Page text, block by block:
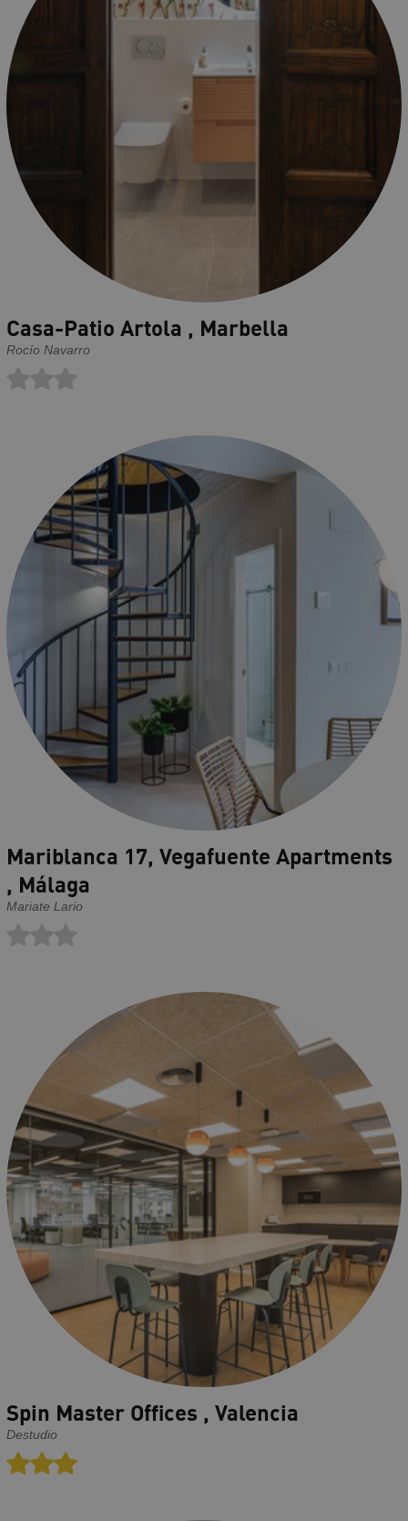
Casa-Patio Artola , Marbella
Rocío Navarro
Mariblanca 17, Vegafuente Apartments
, Málaga
Mariate Lario
Spin Master Offices , Valencia
Destudio